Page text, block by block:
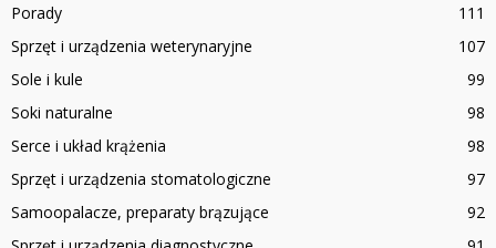
Porady
111
Sprzęt i urządzenia weterynaryjne
107
Sole i kule
99
Soki naturalne
98
Serce i układ krążenia
98
Sprzęt i urządzenia stomatologiczne
97
Samoopalacze, preparaty brązujące
92